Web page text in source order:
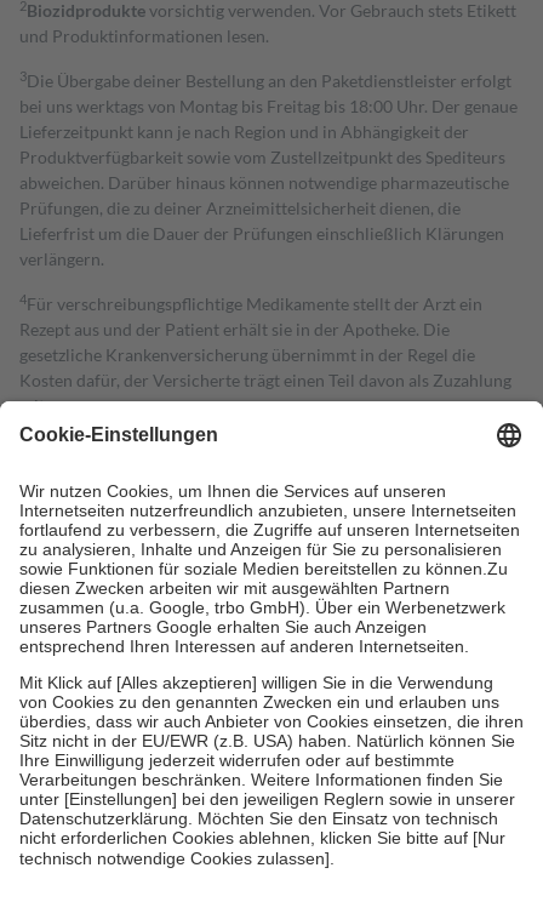
2Biozidproduktevorsichtig verwenden. Vor Gebrauch stets Etikett
und Produktinformationen lesen.
3Die Übergabe deiner Bestellung an den Paketdienstleister erfolgt
bei uns werktags von Montag bis Freitag bis 18:00 Uhr. Der genaue
Lieferzeitpunkt kann je nach Region und in Abhängigkeit der
Produktverfügbarkeit sowie vom Zustellzeitpunkt des Spediteurs
abweichen. Darüber hinaus können notwendige pharmazeutische
Prüfungen, die zu deiner Arzneimittelsicherheit dienen, die
Lieferfrist um die Dauer der Prüfungen einschließlich Klärungen
verlängern.
4Für verschreibungspflichtige Medikamente stellt der Arzt ein
Rezept aus und der Patient erhält sie in der Apotheke. Die
gesetzliche Krankenversicherung übernimmt in der Regel die
Kosten dafür, der Versicherte trägt einen Teil davon als Zuzahlung
mit.
Grundsätzlich leisten Mitglieder Zuzahlungen in Höhe von zehn
höchstens zehn Euro.
Es sind jedoch nie mehr als die tatsächlichen
Kosten der Leistung zu entrichten.
Diese Regeln gelten grundsätzlich auch für Online-Apotheken.
Bei Heilmitteln und häuslicher Krankenpflege beträgt die
Zuzahlung zehn Prozent der Kosten sowie zehn Euro je
Verordnung.
Um das Engagement der Versicherten für ihre eigene Gesundheit zu
stärken und die besondere Stellung der Familie zu unterstützen,
fallenkeine Zuzahlungenan bei:
• Kindern und Jugendlichen bis zum vollendeten 18. Lebensjahr
mit Ausnahme der Fahrkosten
• Untersuchungen zur Vorsorge und Früherkennung, die von der
GKV getragen werden
• empfohlenen Schutzimpfungen
• Harn- und Blutteststreifen